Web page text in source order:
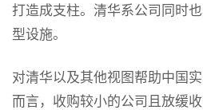
打造成支柱。清华系公司同时
型设施。
对清华以及其他视图帮助中国
而言，收购较小的公司且放缓